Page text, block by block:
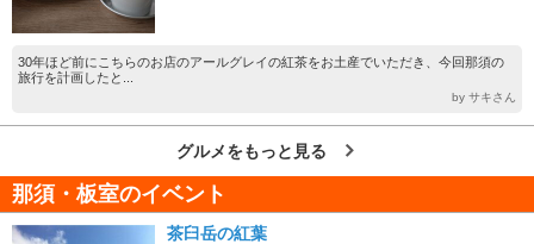
30年ほど前にこちらのお店のアールグレイの紅茶をお土産でいただき、今回那須の
旅行を計画したと...
by サキさん
グルメをもっと見る
那須・板室のイベント
茶臼岳の紅葉